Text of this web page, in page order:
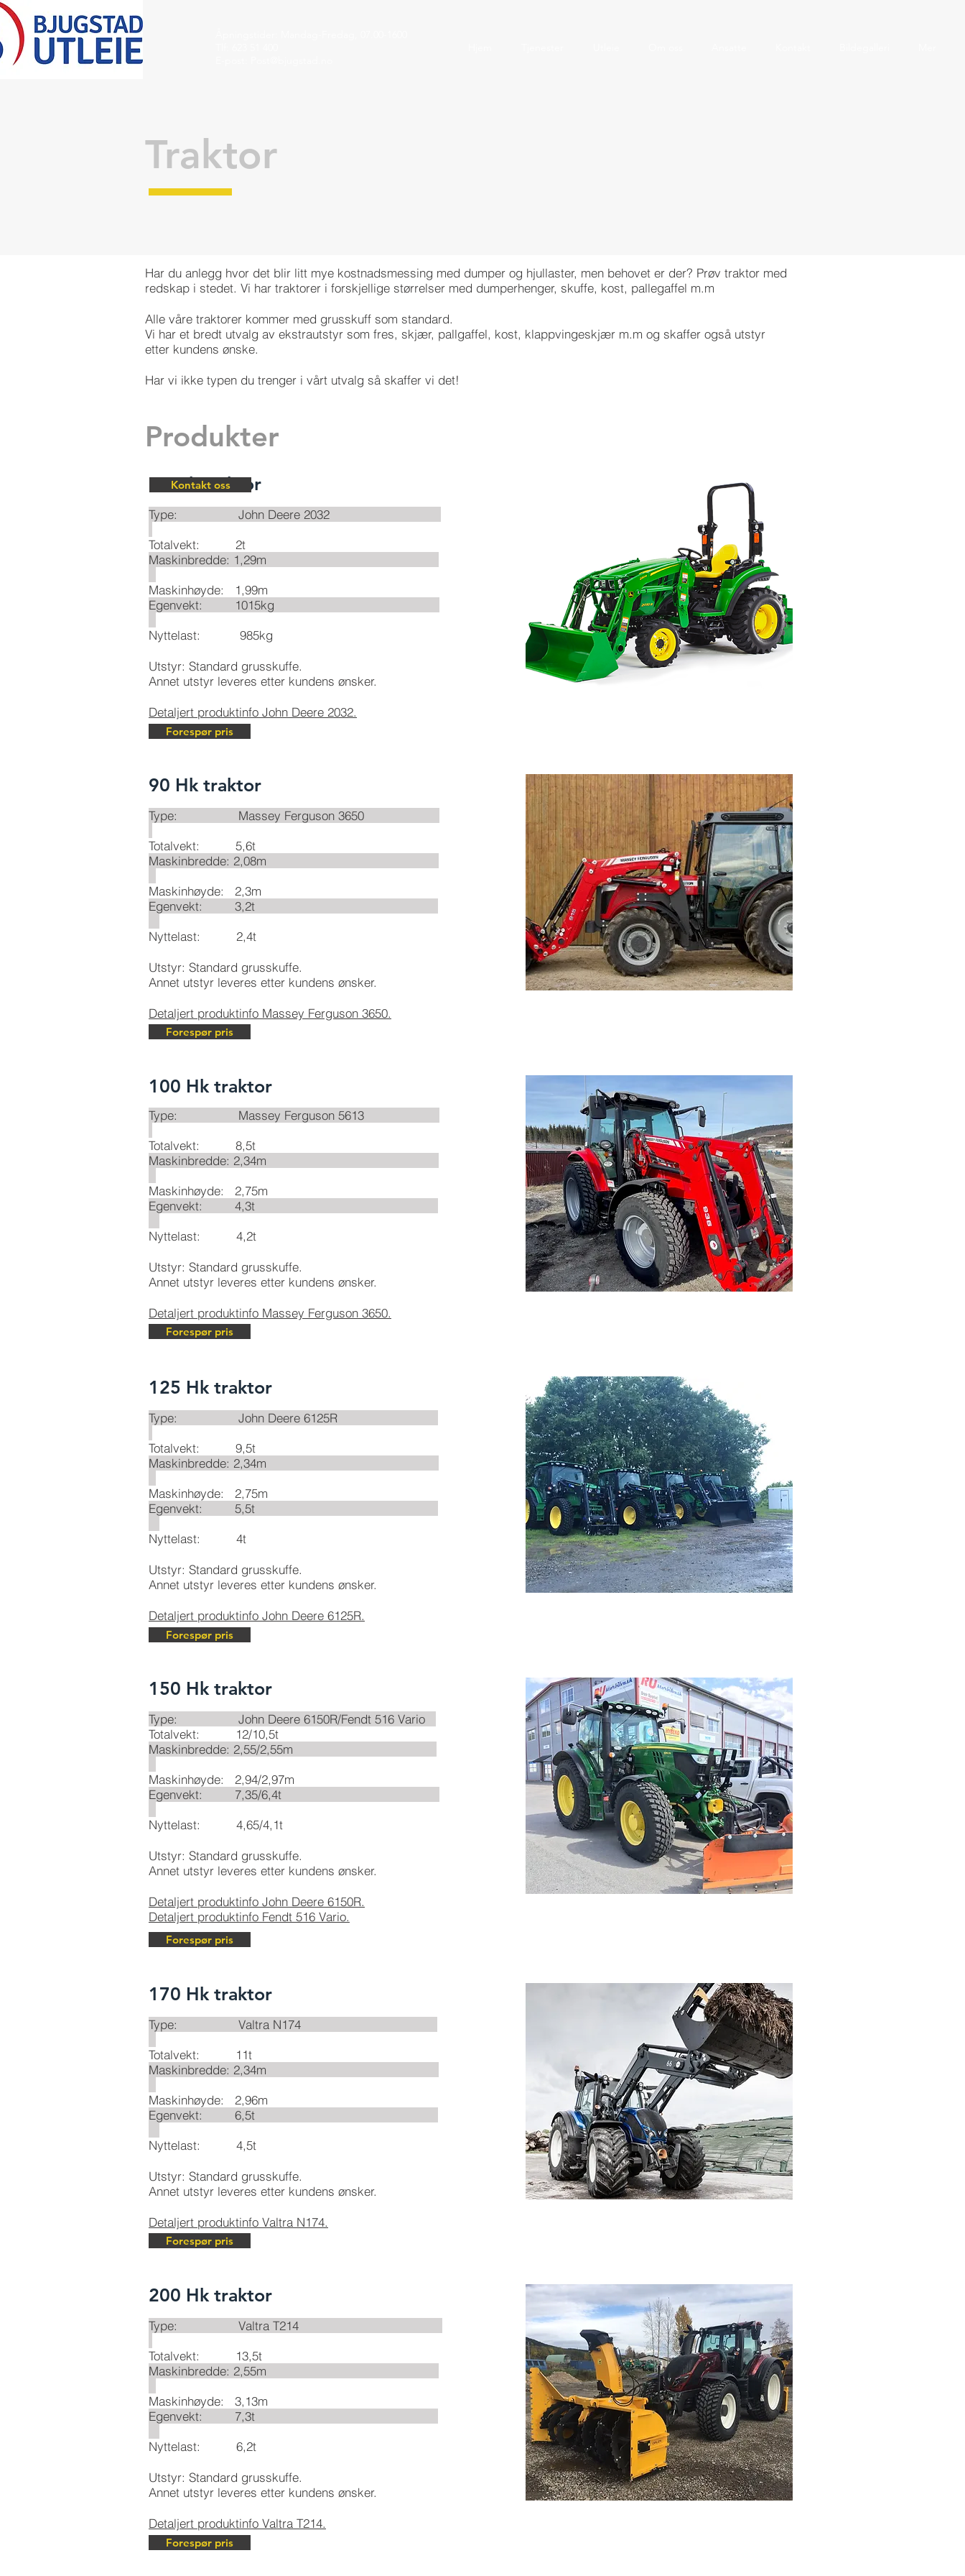
Traktor
Har du anlegg hvor det blir litt mye kostnadsmessing med dumper og hjullaster, men behovet er der? Prøv traktor med
redskap i stedet. Vi har traktorer i forskjellige størrelser med dumperhenger, skuffe, kost, pallegaffel m.m
Alle våre traktorer kommer med grusskuff som standard.
Vi har et bredt utvalg av ekstrautstyr som fres, skjær, pallgaffel, kost, klappvingeskjær m.m og skaffer også utstyr
etter kundens ønske.
Har vi ikke typen du trenger i vårt utvalg så skaffer vi det!
Produkter
30 Hk traktor
Type: John Deere 2032
Totalvekt: 2t
Maskinbredde: 1,29m
Maskinhøyde: 1,99m
Egenvekt: 1015kg
Nyttelast: 985kg​
Utstyr: Standard grusskuffe.
Annet utstyr leveres etter kundens ønsker.
Detaljert produktinfo John Deere 2032.
Forespør pris
90 Hk traktor
Type: Massey Ferguson 3650
Totalvekt: 5,6t
Maskinbredde: 2,08m
Maskinhøyde: 2,3m
Egenvekt: 3,2t
Nyttelast: 2,4t​
Utstyr: Standard grusskuffe.
Annet utstyr leveres etter kundens ønsker.
Detaljert produktinfo Massey Ferguson 3650.
Forespør pris
100 Hk traktor
Type: Massey Ferguson 5613
Totalvekt: 8,5t
Maskinbredde: 2,34m
Maskinhøyde: 2,75m
Egenvekt: 4,3t
Nyttelast: 4,2t
Utstyr: Standard grusskuffe.
Annet utstyr leveres etter kundens ønsker.
Detaljert produktinfo Massey Ferguson 3650.
Forespør pris
125 Hk traktor
Type: John Deere 6125R
Totalvekt: 9,5t
Maskinbredde: 2,34m
Maskinhøyde: 2,75m
Egenvekt: 5,5t
Nyttelast: 4t
Utstyr: Standard grusskuffe.
Annet utstyr leveres etter kundens ønsker.
Detaljert produktinfo John Deere 6125R.
Forespør pris
150 Hk traktor
Type: John Deere 6150R/Fendt 516 Vario
Totalvekt: 12/10,5t
Maskinbredde: 2,55/2,55m
Maskinhøyde: 2,94/2,97m
Egenvekt: 7,35/6,4t
Nyttelast: 4,65/4,1t
Utstyr: Standard grusskuffe.
Annet utstyr leveres etter kundens ønsker.
Detaljert produktinfo John Deere 6150R.
Detaljert produktinfo Fendt 516 Vario.
Forespør pris
170 Hk traktor
Type: Valtra N174
Totalvekt: 11t
Maskinbredde: 2,34m
Maskinhøyde: 2,96m
Egenvekt: 6,5t
Nyttelast: 4,5t
Utstyr: Standard grusskuffe.
Annet utstyr leveres etter kundens ønsker.
Detaljert produktinfo Valtra N174.
Forespør pris
Kontakt oss
200 Hk traktor
Type: Valtra T214
Totalvekt: 13,5t
Maskinbredde: 2,55m
Maskinhøyde: 3,13m
Egenvekt: 7,3t
Nyttelast: 6,2t
Utstyr: Standard grusskuffe.
Annet utstyr leveres etter kundens ønsker.
Detaljert produktinfo Valtra T214.
Forespør pris